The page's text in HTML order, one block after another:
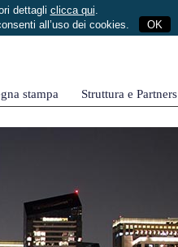
dettagli clicca qui.
all’uso dei cookies.
OK
stampa Struttura e Partners